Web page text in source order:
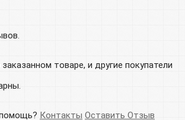
товаре, и другие покупатели
Контакты Оставить Отзыв